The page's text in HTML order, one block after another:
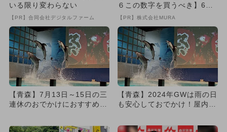
いる限り変わらない
【PR】合同会社デジタルファーム
６この数字を買うべき】6つ
の数字が「完全一致」する
【PR】株式会社MURA
【青森】7月13日～15日の三
連休のおでかけにおすすめ！
【青森】2024年GWは雨の日
も安心しておでかけ！屋内施